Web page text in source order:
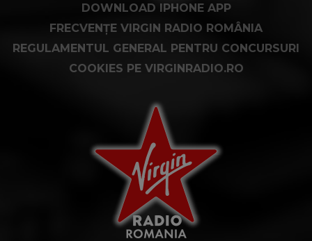
DOWNLOAD IPHONE APP
FRECVENȚE VIRGIN RADIO ROMÂNIA
REGULAMENTUL GENERAL PENTRU CONCURSURI
COOKIES PE VIRGINRADIO.RO